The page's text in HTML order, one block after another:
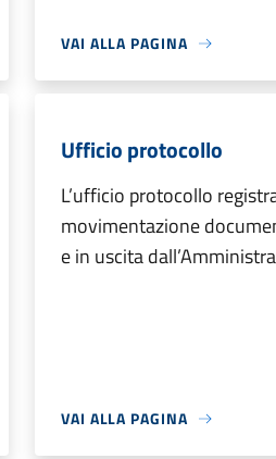
VAI ALLA PAGINA
Ufficio protocollo
L’ufficio protocollo
movimentazione
e in uscita
VAI ALLA PAGINA